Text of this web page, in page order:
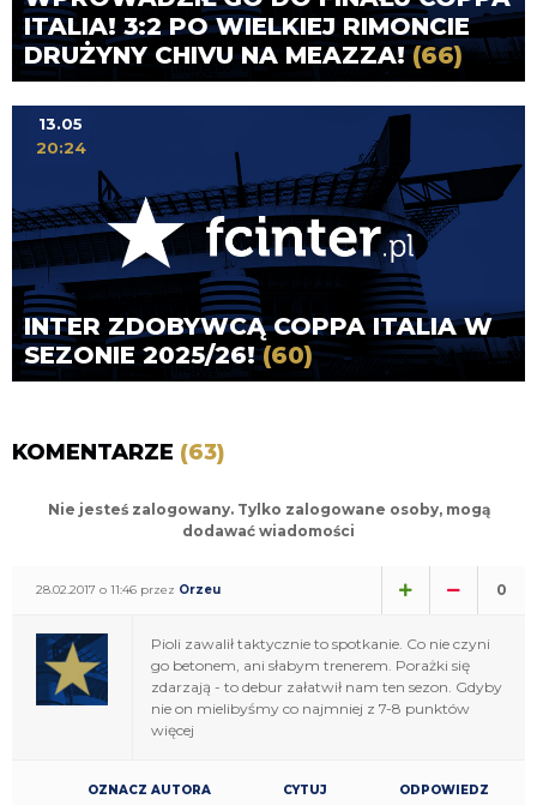
ITALIA! 3:2 PO WIELKIEJ RIMONCIE
DRUŻYNY CHIVU NA MEAZZA!(66)
INTER ZDOBYWCĄ COPPA ITALIA W
SEZONIE 2025/26!(60)
13.05
20:24
KOMENTARZE (63)
Nie jesteś zalogowany. Tylko zalogowane osoby, mogą
dodawać wiadomości
28.02.2017 o 11:46 przez Orzeu 0
Pioli zawalił taktycznie to spotkanie. Co nie czyni
go betonem, ani słabym trenerem. Porażki się
zdarzają - to debur załatwił nam ten sezon. Gdyby
nie on mielibyśmy co najmniej z 7-8 punktów
więcej
OZNACZ AUTORA CYTUJ ODPOWIEDZ